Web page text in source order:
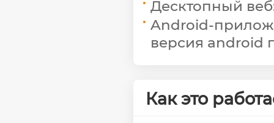
Десктопный
Android-
версия android
Как это